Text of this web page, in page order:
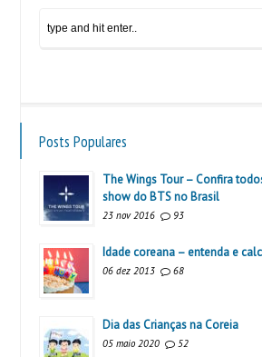
Posts Populares
The Wings Tour – Confira
show do BTS no Brasil
23 nov 2016 93
Idade coreana – entenda e
06 dez 2013 68
Dia das Crianças na Coreia
05 maio 2020 52